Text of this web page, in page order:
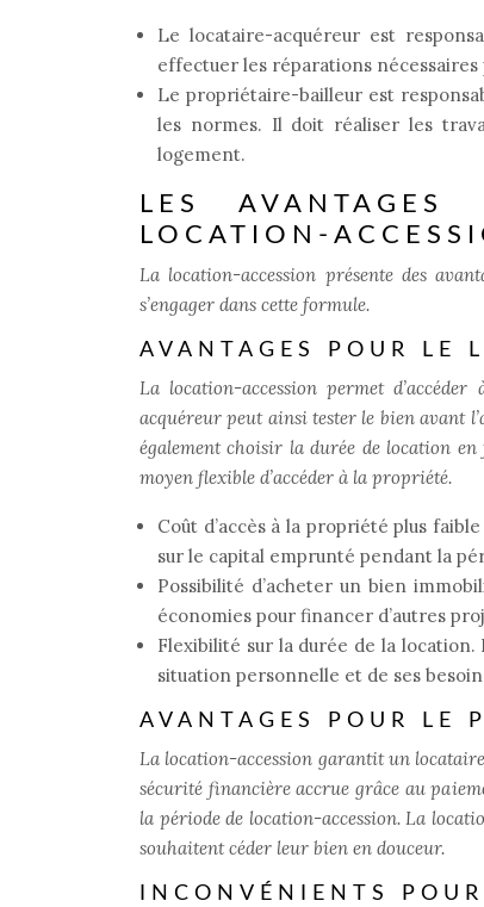
Le locataire-acquéreur est
effectuer les réparations
Le propriétaire-bailleur est
les normes. Il doit réaliser les
logement.
LES
LOCATION-
La location-accession présente des
s’engager dans cette formule.
AVANTAGES POUR LE
La location-accession permet
acquéreur peut ainsi tester le bien avant
également choisir la durée de location en
moyen flexible d’accéder à la propriété.
Coût d’accès à la propriété plus
sur le capital emprunté pendant la
Possibilité d’acheter un bien
économies pour financer d’autres
Flexibilité sur la durée de la
situation personnelle et de ses
AVANTAGES POUR LE
La location-accession garantit un
sécurité financière accrue grâce au
la période de location-accession. La
souhaitent céder leur bien en douceur.
INCONVÉNIENTS